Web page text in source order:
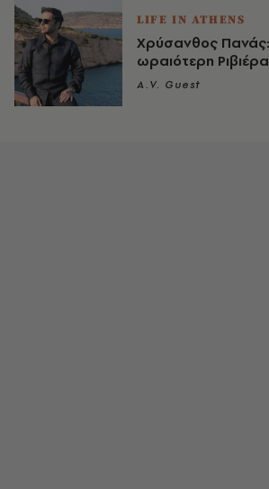
LIFE IN ATHENS
Χρύσανθος Πανάς:
ωραιότερη
A.V. Guest